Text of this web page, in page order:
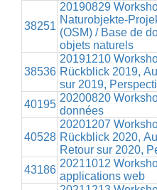
38251
20190829
Naturobjekte-
(OSM) / Base de
objets naturels
38536
20191210
Rückblick 2019,
sur 2019,
40195
20200820
données
40528
20201207
Rückblick 2020,
Retour sur 2020,
43186
20211012
applications web